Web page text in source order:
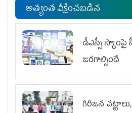
అత్యంత వీక్షించబడిన
డీఎస్సీ స్కాంపై
జరగాల్సిందే
గిరిజన